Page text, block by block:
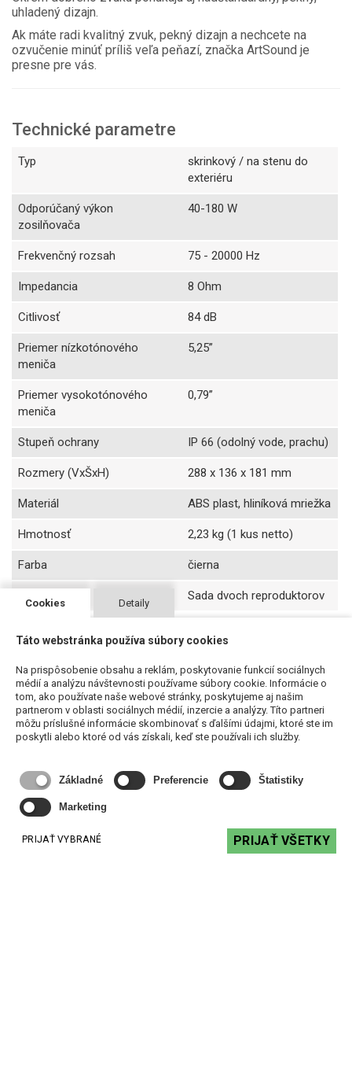
uhladený dizajn.
Ak máte radi kvalitný zvuk, pekný dizajn a nechcete na
ozvučenie minúť príliš veľa peňazí, značka ArtSound je
presne pre vás.
Technické parametre
Typ
skrinkový / na stenu do
exteriéru
Odporúčaný výkon
zosilňovača
40-180 W
Frekvenčný rozsah 75 - 20000 Hz
Impedancia 8 Ohm
Citlivosť 84 dB
Priemer nízkotónového
meniča
5,25”
Priemer vysokotónového
meniča
0,79”
Stupeň ochrany IP 66 (odolný vode, prachu)
Rozmery (VxŠxH) 288 x 136 x 181 mm
Materiál ABS plast, hliníková mriežka
Hmotnosť 2,23 kg (1 kus netto)
Farba čierna
Balenie Sada dvoch reproduktorov
Súvisiace produkty
Cookies Detaily
Táto webstránka používa súbory cookies
Na prispôsobenie obsahu a reklám, poskytovanie funkcií sociálnych
médií a analýzu návštevnosti používame súbory cookie. Informácie o
tom, ako používate naše webové stránky, poskytujeme aj našim
partnerom v oblasti sociálnych médií, inzercie a analýzy. Títo partneri
môžu príslušné informácie skombinovať s ďalšími údajmi, ktoré ste im
poskytli alebo ktoré od vás získali, keď ste používali ich služby.
Základné Preferencie Štatistiky
Marketing
PRIJAŤ VYBRANÉ PRIJAŤ VŠETKY